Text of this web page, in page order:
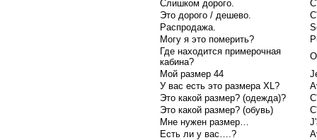
Слишком дорого.
Это дорого / дешево.
Распродажа.
Могу я это померить?
Где находится примерочная
кабина?
Мой размер 44
У вас есть это размера XL?
Это какой размер? (одежда)?
Это какой размер? (обувь)
Мне нужен размер…
Есть ли у вас….?